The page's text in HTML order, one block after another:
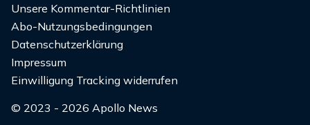
Unsere Kommentar-Richtlinien
Abo-Nutzungsbedingungen
Datenschutzerklärung
Impressum
Einwilligung Tracking widerrufen
© 2023 - 2026 Apollo News